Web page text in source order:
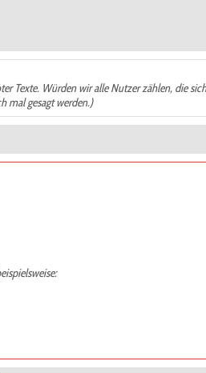
Texte. Würden wir alle Nutzer zählen, die
mal gesagt werden.)